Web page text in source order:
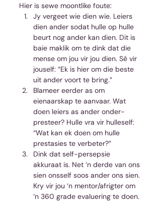
Hier is sewe moontlike foute:
Jy vergeet wie dien wie. Leiers
dien ander sodat hulle op hulle
beurt nog ander kan dien. Dit is
baie maklik om te dink dat die
mense om jou vir jou dien. Sê vir
jouself: “Ek is hier om die beste
uit ander voort te bring.”
Blameer eerder as om
eienaarskap te aanvaar. Wat
doen leiers as ander onder-
presteer? Hulle vra vir hulleself:
“Wat kan ek doen om hulle
prestasies te verbeter?”
Dink dat self-persepsie
akkuraat is. Net ‘n derde van ons
sien onsself soos ander ons sien.
Kry vir jou ‘n mentor/afrigter om
‘n 360 grade evaluering te doen.